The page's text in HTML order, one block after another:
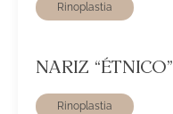
Rinoplastia
Rinoplastia
NARIZ “ÉTNICO”